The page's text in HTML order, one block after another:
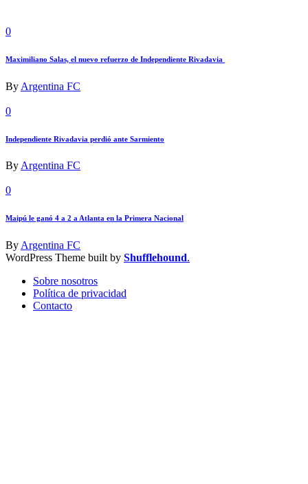
0
Maximiliano Salas, el nuevo refuerzo de Independiente Rivadavia
By Argentina FC
0
Independiente Rivadavia perdió ante Sarmiento
ByArgentina FC
0
Maipú le ganó 4 a 2 a Atlanta en la Primera Nacional
ByArgentina FC
WordPress Theme built by Shufflehound.
Sobre nosotros
Política de privacidad
Contacto